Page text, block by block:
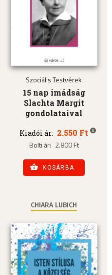
Szociális Testvérek
15 nap imádság
Slachta Margit
gondolataival
Kiadói ár: 2.550 Ft
Bolti ár: 2.800 Ft
KOSÁRBA
CHIARA LUBICH